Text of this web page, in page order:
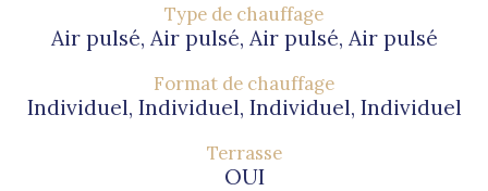
Type de chauffage
Air pulsé, Air pulsé, Air pulsé, Air pulsé
Format de chauffage
Individuel, Individuel, Individuel, Individuel
Terrasse
OUI